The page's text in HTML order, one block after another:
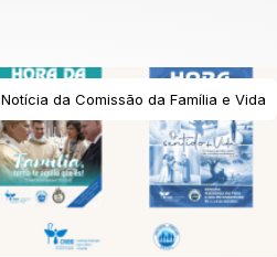
Notícia da Comissão da Família e Vida